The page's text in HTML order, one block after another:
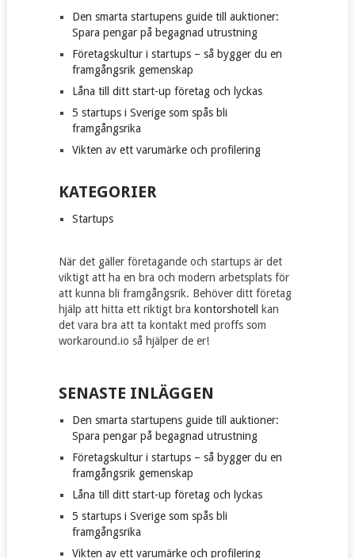
Den smarta startupens guide till auktioner:
Spara pengar på begagnad utrustning
Företagskultur i startups – så bygger du en
framgångsrik gemenskap
Låna till ditt start-up företag och lyckas
5 startups i Sverige som spås bli
framgångsrika
Vikten av ett varumärke och profilering
KATEGORIER
Startups
När det gäller företagande och startups är det
viktigt att ha en bra och modern arbetsplats för
att kunna bli framgångsrik. Behöver ditt företag
hjälp att hitta ett riktigt bra kontorshotell
kan
det vara bra att ta kontakt med proffs som
workaround.io så hjälper de er!
SENASTE INLÄGGEN
Den smarta startupens guide till auktioner:
Spara pengar på begagnad utrustning
Företagskultur i startups – så bygger du en
framgångsrik gemenskap
Låna till ditt start-up företag och lyckas
5 startups i Sverige som spås bli
framgångsrika
Vikten av ett varumärke och profilering